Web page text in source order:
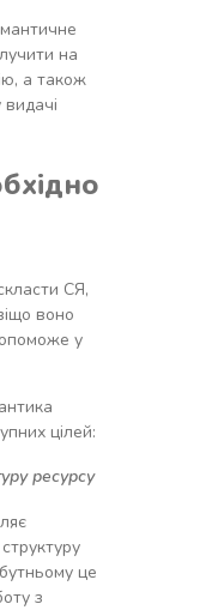
на
а також
СЯ,
воно
у
цілей:
ресурсу
це
з